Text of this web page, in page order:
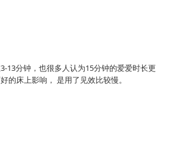
13分钟，也很多人认为15分钟的爱爱时长更
的床上影响， 是用了见效比较慢。